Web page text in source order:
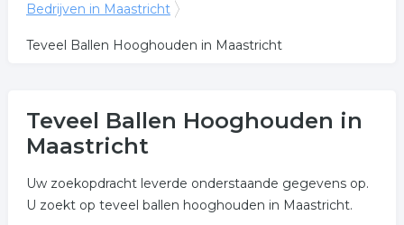
Bedrijven in Maastricht
Teveel Ballen Hooghouden in Maastricht
Teveel Ballen Hooghouden in
Maastricht
Uw zoekopdracht leverde onderstaande gegevens op.
U zoekt op teveel ballen hooghouden in Maastricht.